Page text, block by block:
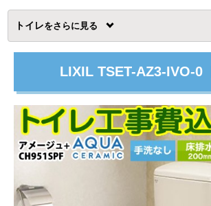
トイレを
LIXIL TSET-AZ3-IVO-0